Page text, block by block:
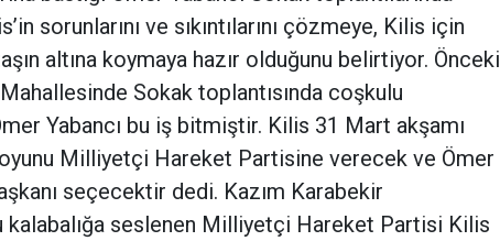
sorunlarını ve sıkıntılarını çözmeye, Kilis için
altına koymaya hazır olduğunu belirtiyor. Önceki
Sokak toplantısında coşkulu
Yabancı bu iş bitmiştir. Kilis 31 Mart akşamı
oyunu Milliyetçi Hareket Partisine verecek ve Ömer
seçecektir dedi. Kazım Karabekir
kalabalığa seslenen Milliyetçi Hareket Partisi Kilis